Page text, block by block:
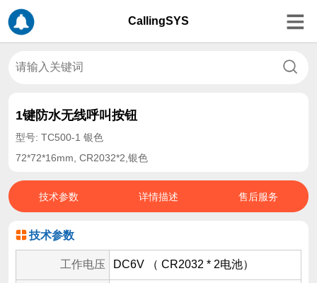
CallingSYS
1键防水无线呼叫按钮
型号: TC500-1 银色
72*72*16mm, CR2032*2,银色
技术参数 详情描述 售后服务
技术参数
工作电压 DC6V （ CR2032 * 2电池）